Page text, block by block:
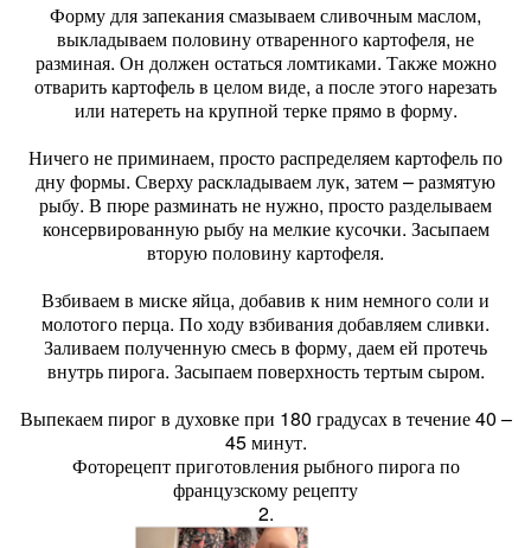
Форму для запекания смазываем сливочным маслом,
выкладываем половину отваренного картофеля, не
разминая. Он должен остаться ломтиками. Также можно
отварить картофель в целом виде, а после этого нарезать
или натереть на крупной терке прямо в форму.
Ничего не приминаем, просто распределяем картофель по
дну формы. Сверху раскладываем лук, затем – размятую
рыбу. В пюре разминать не нужно, просто разделываем
консервированную рыбу на мелкие кусочки. Засыпаем
вторую половину картофеля.
Взбиваем в миске яйца, добавив к ним немного соли и
молотого перца. По ходу взбивания добавляем сливки.
Заливаем полученную смесь в форму, даем ей протечь
внутрь пирога. Засыпаем поверхность тертым сыром.
Выпекаем пирог в духовке при 180 градусах в течение 40 –
45 минут.
Фоторецепт приготовления рыбного пирога по
французскому рецепту
2.